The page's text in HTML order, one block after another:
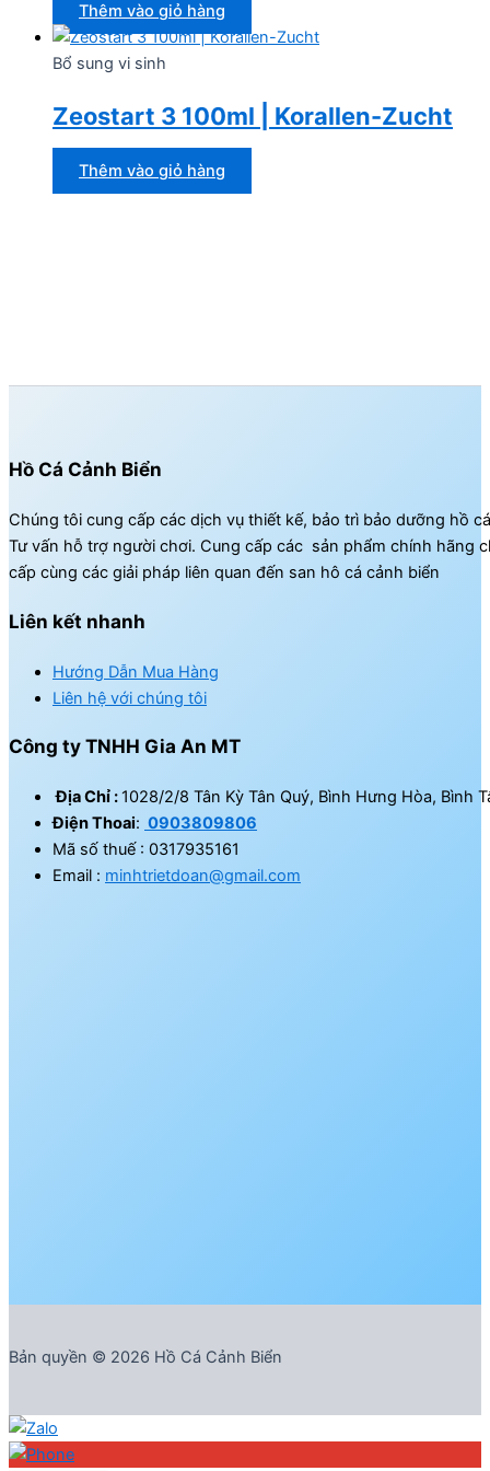
Thêm vào giỏ hàng
Bổ sung vi sinh
Zeostart 3 100ml | Korallen-Zucht
Thêm vào giỏ hàng
Hồ Cá Cảnh Biển
Chúng tôi cung cấp các dịch vụ thiết kế, bảo trì bảo dưỡng hồ
Tư vấn hỗ trợ người chơi. Cung cấp các sản phẩm chính hãng
cấp cùng các giải pháp liên quan đến san hô cá cảnh biển
Liên kết nhanh
Hướng Dẫn Mua Hàng
Liên hệ với chúng tôi
Công ty TNHH Gia An MT
Địa Chỉ :1028/2/8 Tân Kỳ Tân Quý, Bình Hưng Hòa, Bình
Điện Thoai: 0903809806
Mã số thuế : 0317935161
Email : minhtrietdoan@gmail.com
Bản quyền © 2026 Hồ Cá Cảnh Biển